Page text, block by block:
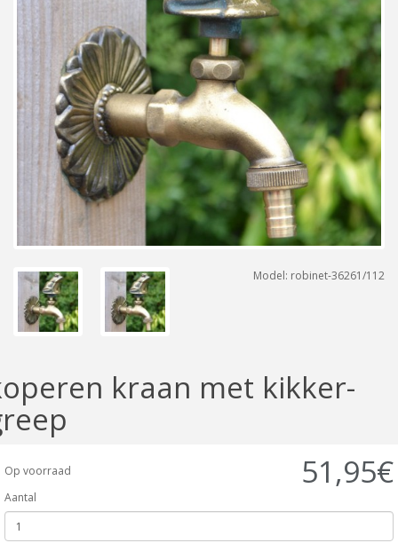
Model: robinet-36261/112
kraan met kikker-
Op voorraad 51,95€
Aantal